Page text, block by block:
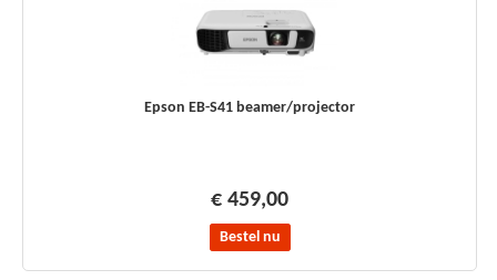
Epson EB-S41 beamer/projector
€ 459,00
Bestel nu